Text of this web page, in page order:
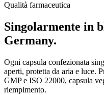
Qualità farmaceutica
Singolarmente in
Germany.
Ogni capsula confezionata
aperti, protetta da aria e luce.
GMP e ISO 22000, capsula
riempimento.